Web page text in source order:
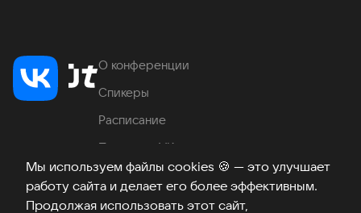
Мы используем файлы cookies 🍪 — это улучшает
работу сайта и делает его более эффективным.
Продолжая использовать этот сайт,
О конференции
Спикеры
Расписание
Продукты VK
Место проведения
Часто задаваемые вопросы